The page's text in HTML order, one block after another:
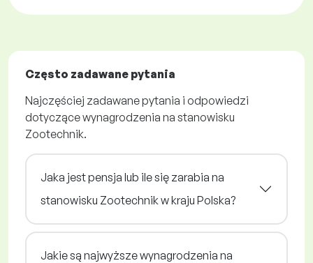
Często zadawane pytania
Najczęściej zadawane pytania i odpowiedzi
dotyczące wynagrodzenia na stanowisku
Zootechnik.
Jaka jest pensja lub ile się zarabia na
stanowisku Zootechnik w kraju Polska?
Jakie są najwyższe wynagrodzenia na